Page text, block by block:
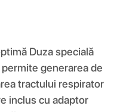
Duza specială
generarea de
tractului respirator
inclus cu adaptor